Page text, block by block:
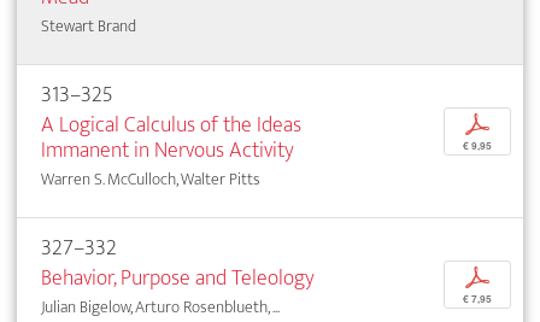
Stewart Brand
313–325
A Logical Calculus of the Ideas
Immanent in Nervous Activity
Warren S. McCulloch, Walter Pitts
p
€ 9,95
327–332
Behavior, Purpose and Teleology
Julian Bigelow, Arturo Rosenblueth, ...
p
€ 7,95